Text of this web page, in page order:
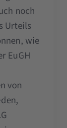
noch
Urteils
wie
EuGH
von